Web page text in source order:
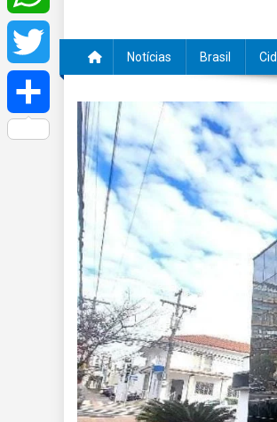
Notícias Brasil
WhatsApp
Twitter
Share